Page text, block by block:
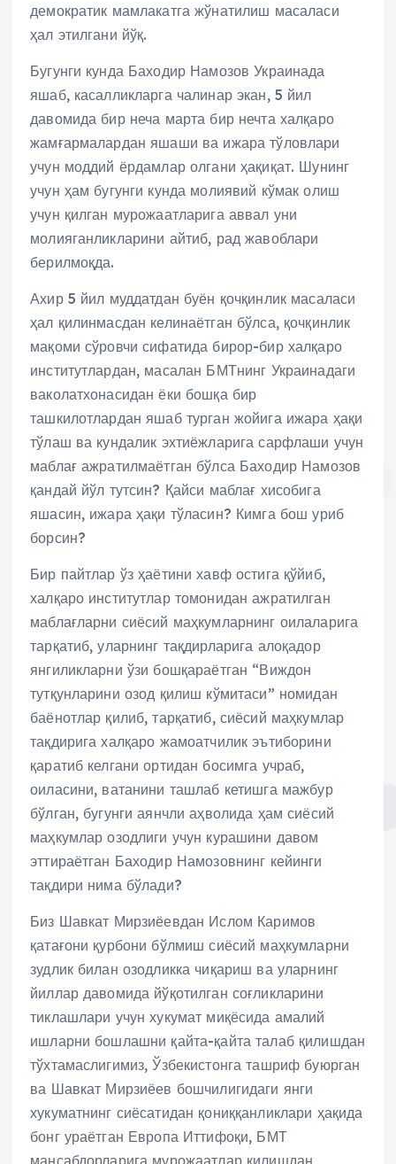
демократик мамлакатга жўнатилиш масаласи
ҳал этилгани йўқ.
Бугунги кунда Баходир Намозов Украинада
яшаб, касалликларга чалинар экан, 5 йил
давомида бир неча марта бир нечта халқаро
жамғармалардан яшаши ва ижара тўловлари
учун моддий ёрдамлар олгани ҳақиқат. Шунинг
учун ҳам бугунги кунда молиявий кўмак олиш
учун қилган мурожаатларига аввал уни
молияганликларини айтиб, рад жавоблари
берилмоқда.
Ахир 5 йил муддатдан буён қочқинлик масаласи
ҳал қилинмасдан келинаётган бўлса, қочқинлик
мақоми сўровчи сифатида бирор-бир халқаро
институтлардан, масалан БМТнинг Украинадаги
ваколатхонасидан ёки бошқа бир
ташкилотлардан яшаб турган жойига ижара ҳақи
тўлаш ва кундалик эхтиёжларига сарфлаши учун
маблағ ажратилмаётган бўлса Баходир Намозов
қандай йўл тутсин? Қайси маблағ хисобига
яшасин, ижара ҳақи тўласин? Кимга бош уриб
борсин?
Бир пайтлар ўз ҳаётини хавф остига қўйиб,
халқаро институтлар томонидан ажратилган
маблағларни сиёсий маҳкумларнинг оилаларига
тарқатиб, уларнинг тақдирларига алоқадор
янгиликларни ўзи бошқараётган “Виждон
тутқунларини озод қилиш кўмитаси” номидан
баёнотлар қилиб, тарқатиб, сиёсий маҳкумлар
тақдирига халқаро жамоатчилик эътиборини
қаратиб келгани ортидан босимга учраб,
оиласини, ватанини ташлаб кетишга мажбур
бўлган, бугунги аянчли аҳволида ҳам сиёсий
маҳкумлар озодлиги учун курашини давом
эттираётган Баходир Намозовнинг кейинги
тақдири нима бўлади?
Биз Шавкат Мирзиёевдан Ислом Каримов
қатағони қурбони бўлмиш сиёсий маҳкумларни
зудлик билан озодликка чиқариш ва уларнинг
йиллар давомида йўқотилган соғликларини
тиклашлари учун хукумат миқёсида амалий
ишларни бошлашни қайта-қайта талаб қилишдан
тўхтамаслигимиз, Ўзбекистонга ташриф буюрган
ва Шавкат Мирзиёев бошчилигидаги янги
хукуматнинг сиёсатидан қониққанликлари ҳақида
бонг ураётган Европа Иттифоқи, БМТ
мансабдорларига мурожаатлар қилишдан